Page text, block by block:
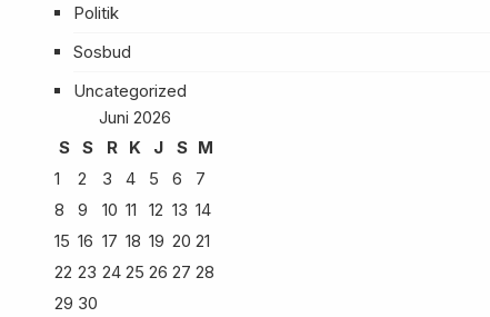
Politik
Sosbud
Uncategorized
Juni 2026
S
S R K J S M
1
2 3 4 5 6
7
8
9 10 11 12 13 14
15 16 17 18 19 20 21
22 23 24 25 26 27 28
29 30